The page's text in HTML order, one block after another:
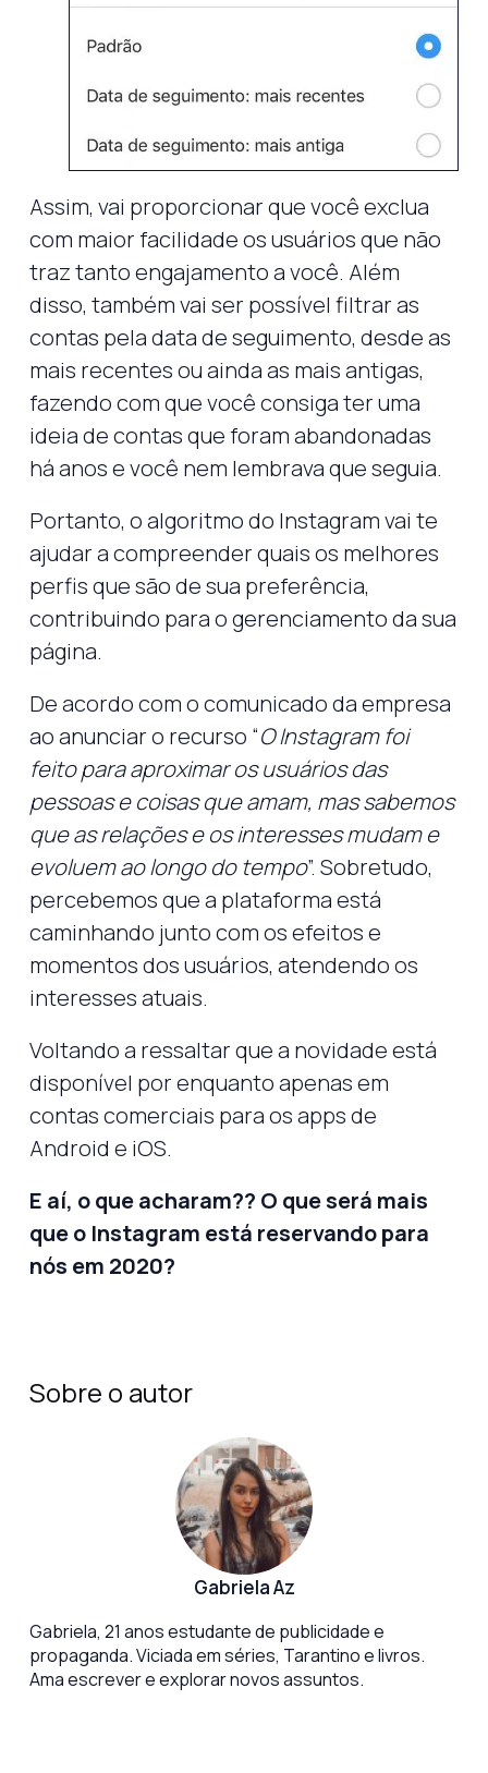
Assim, vai proporcionar que você exclua
com maior facilidade os usuários que não
traz tanto engajamento a você. Além
disso, também vai ser possível filtrar as
contas pela data de seguimento, desde as
mais recentes ou ainda as mais antigas,
fazendo com que você consiga ter uma
ideia de contas que foram abandonadas
há anos e você nem lembrava que seguia.
Portanto, o algoritmo do Instagram vai te
ajudar a compreender quais os melhores
perfis que são de sua preferência,
contribuindo para o gerenciamento da sua
página.
De acordo com o comunicado da empresa
ao anunciar o recurso “O Instagram foi
feito para aproximar os usuários das
pessoas e coisas que amam, mas sabemos
que as relações e os interesses mudam e
evoluem ao longo do tempo”. Sobretudo,
percebemos que a plataforma está
caminhando junto com os efeitos e
momentos dos usuários, atendendo os
interesses atuais.
Voltando a ressaltar que a novidade está
disponível por enquanto apenas em
contas comerciais para os apps de
Android e iOS.
E aí, o que acharam?? O que será mais
que o Instagram está reservando para
nós em 2020?
Sobre o autor
Gabriela Az
Gabriela, 21 anos estudante de publicidade e
propaganda. Viciada em séries, Tarantino e livros.
Ama escrever e explorar novos assuntos.